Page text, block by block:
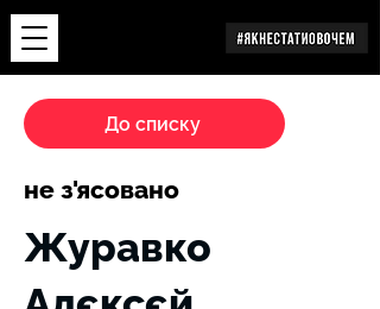
До списку
не з'ясовано
Журавко